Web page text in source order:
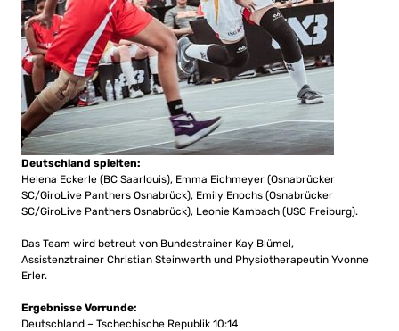
Deutschland spielten:
Helena Eckerle (BC Saarlouis), Emma Eichmeyer (Osnabrücker
SC/GiroLive Panthers Osnabrück), Emily Enochs (Osnabrücker
SC/GiroLive Panthers Osnabrück), Leonie Kambach (USC Freiburg).
Das Team wird betreut von Bundestrainer Kay Blümel,
Assistenztrainer Christian Steinwerth und Physiotherapeutin Yvonne
Erler.
Ergebnisse Vorrunde:
Deutschland – Tschechische Republik 10:14